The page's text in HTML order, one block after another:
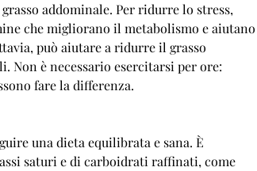
addominale. Per ridurre lo stress,
che migliorano il metabolismo e aiutano
può aiutare a ridurre il grasso
Non è necessario esercitarsi per ore:
fare la differenza.
una dieta equilibrata e sana. È
saturi e di carboidrati raffinati, come